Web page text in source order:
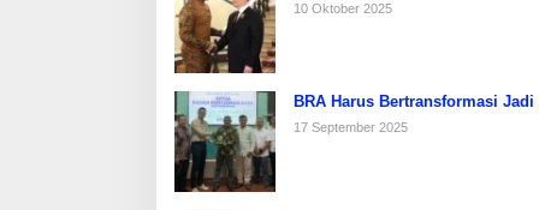
10 Oktober 2025
BRA Harus Bertransformasi
17 September 2025